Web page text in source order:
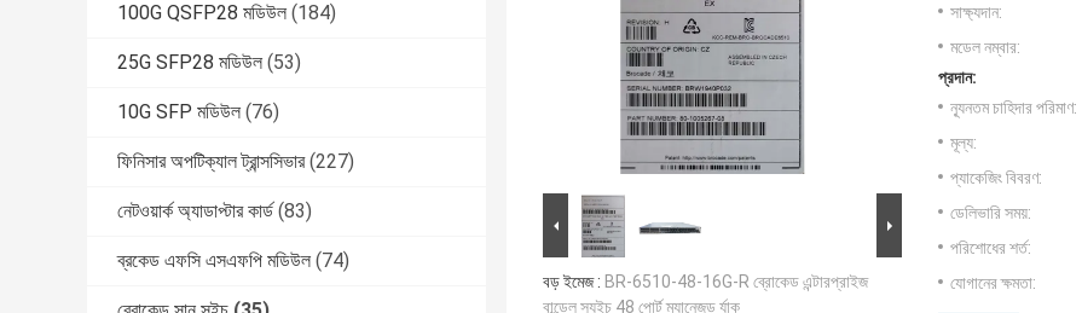
100G QSFP28 মডিউল (184)
25G SFP28 মডিউল (53)
10G SFP মডিউল (76)
ফিনিসার অপটিক্যাল ট্রান্সসিভার (227)
নেটওয়ার্ক অ্যাডাপ্টার কার্ড (83)
ব্রকেড এফসি এসএফপি মডিউল (74)
বড় ইমেজ : BR-6510-48-16G-R ব্রোকেড এন্টারপ্রাইজ
বান্ডেল স্যুইচ 48 পোর্ট ম্যানেজড র্যাক
সাক্ষ্যদান:
মডেল নম্বার:
প্রদান:
ন্যূনতম চাহিদার পরিমাণ:
মূল্য:
প্যাকেজিং বিবরণ:
ডেলিভারি সময়:
পরিশোধের শর্ত:
যোগানের ক্ষমতা: